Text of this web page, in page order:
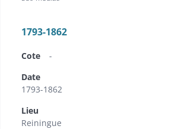
1793-1862
Cote
-
Date
1793-1862
Lieu
Reiningue